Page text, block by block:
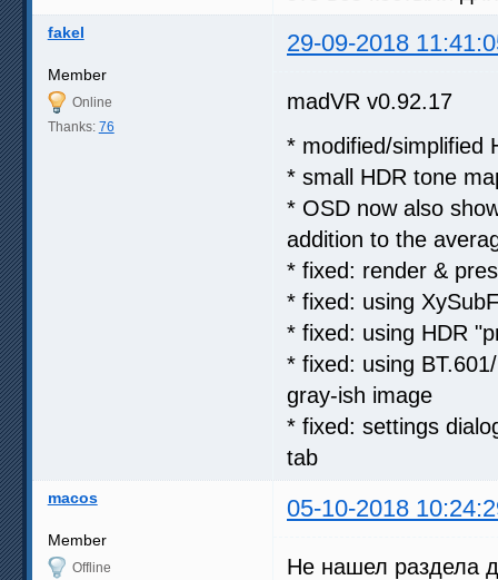
fakel 29-09-2018
Member
Online
Thanks: 76
madVR v0.92.17
* modified/simplified
* small HDR tone
* OSD now also
addition to the
* fixed: render &
* fixed: using
* fixed: using HDR
* fixed: using
gray-ish image
* fixed: settings
tab
macos 05-10-2018
Member
Offline
Не нашел раздела